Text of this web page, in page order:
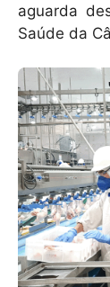
aguarda
Saúde da